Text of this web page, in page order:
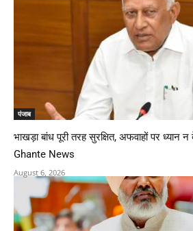
पंजाब
भाखड़ा बांध पूरी तरह सुरक्षित, अफवाहों पर ध्यान
Ghante News
August 6, 2026